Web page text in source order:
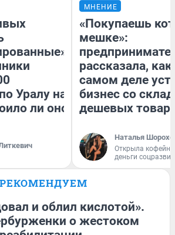
Уралу на
ли оно
МНЕНИЕ
«Покупаешь
мешке»:
рассказала, как
самом деле
бизнес со
дешевых
Наталья
Открыла
деньги
РЕКОМЕНДУЕМ
и облил кислотой».
о жестоком